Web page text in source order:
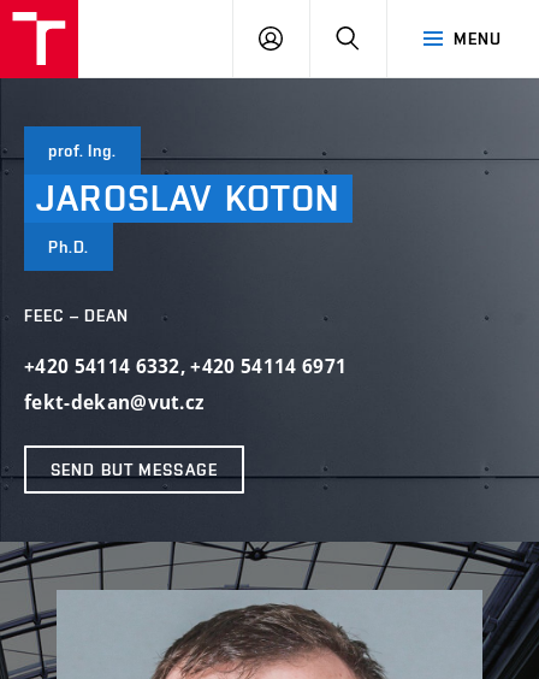
MENU
LOG
SEARCH
prof. Ing.
JAROSLAV KOTON
Ph.D.
FEEC – DEAN
+420 54114 6332,+420 54114 6971
fekt-dekan@vut.cz
SEND BUT MESSAGE